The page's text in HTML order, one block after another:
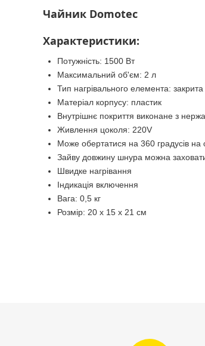
Чайник Domotec
Характеристики:
Потужність: 1500 Вт
Максимальний об'єм: 2 л
Тип нагрівального елемента: закрита
Матеріал корпусу: пластик
Внутрішнє покриття виконане з
Живлення цоколя: 220V
Може обертатися на 360 градусів на
Зайву довжину шнура можна
Швидке нагрівання
Індикація включення
Вага: 0,5 кг
Розмір: 20 x 15 x 21 см